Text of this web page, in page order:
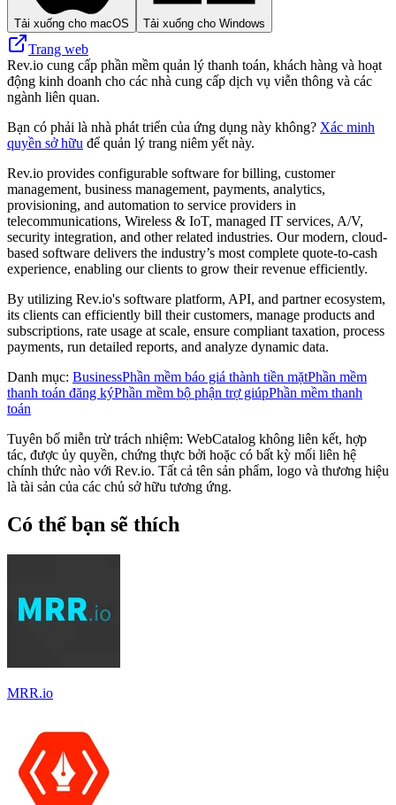
Tải xuống cho macOS Tải xuống cho Windows
Trang web
Rev.io cung cấp phần mềm quản lý thanh toán, khách hàng và hoạt
động kinh doanh cho các nhà cung cấp dịch vụ viễn thông và các
ngành liên quan.
Bạn có phải là nhà phát triển của ứng dụng này không? Xác minh
quyền sở hữu để quản lý trang niêm yết này.
Rev.io provides configurable software for billing, customer
management, business management, payments, analytics,
provisioning, and automation to service providers in
telecommunications, Wireless & IoT, managed IT services, A/V,
security integration, and other related industries. Our modern, cloud-
based software delivers the industry’s most complete quote-to-cash
experience, enabling our clients to grow their revenue efficiently.
By utilizing Rev.io's software platform, API, and partner ecosystem,
its clients can efficiently bill their customers, manage products and
subscriptions, rate usage at scale, ensure compliant taxation, process
payments, run detailed reports, and analyze dynamic data.
Danh mục: BusinessPhần mềm báo giá thành tiền mặtPhần mềm
thanh toán đăng kýPhần mềm bộ phận trợ giúpPhần mềm thanh
toán
Tuyên bố miễn trừ trách nhiệm: WebCatalog không liên kết, hợp
tác, được ủy quyền, chứng thực bởi hoặc có bất kỳ mối liên hệ
chính thức nào với Rev.io. Tất cả tên sản phẩm, logo và thương hiệu
là tài sản của các chủ sở hữu tương ứng.
Có thể bạn sẽ thích
MRR.io